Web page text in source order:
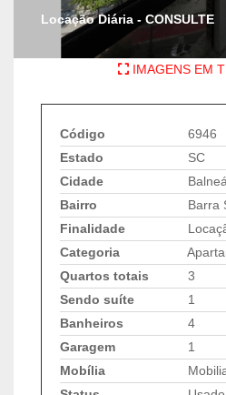
Locação Diária - CONSULTE
IMAGENS EM
Código
6946
Estado
SC
Cidade
Bairro
Barra
Finalidade
Categoria
Quartos totais
3
Sendo suíte
1
Banheiros
4
Garagem
1
Mobília